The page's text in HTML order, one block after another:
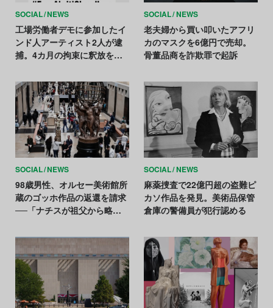
SOCIAL NEWS
工場労働者デモに参加したイ
ンド人アーティスト2人が逮
捕。4カ月の拘束に釈放を求
SOCIAL NEWS
老夫婦から買い叩いたアフリ
カのマスクを6億円で売却。
骨董品商を詐欺罪で起訴
SOCIAL NEWS
98歳男性、オルセー美術館所
蔵のゴッホ作品の返還を請求
──「ナチスが祖父から略
SOCIAL NEWS
麻薬捜査で22億円超の盗難ピ
カソ作品を発見。美術品保管
倉庫の警備員が犯行認める